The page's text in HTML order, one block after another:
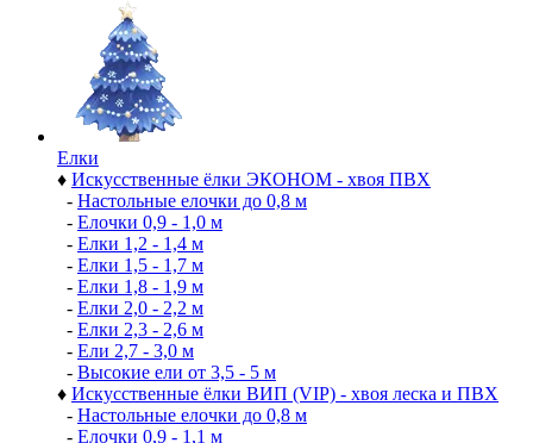
Елки
♦ Искусственные ёлки ЭКОНОМ - хвоя ПВХ
- Настольные елочки до 0,8 м
- Елочки 0,9 - 1,0 м
- Елки 1,2 - 1,4 м
- Елки 1,5 - 1,7 м
- Елки 1,8 - 1,9 м
- Елки 2,0 - 2,2 м
- Елки 2,3 - 2,6 м
- Ели 2,7 - 3,0 м
- Высокие ели от 3,5 - 5 м
♦ Искусственные ёлки ВИП (VIP) - хвоя леска и ПВХ
- Настольные елочки до 0,8 м
- Елочки 0,9 - 1,1 м